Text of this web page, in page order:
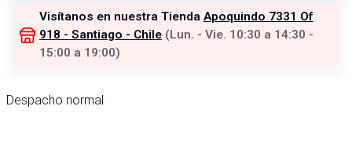
Visítanos en nuestra Tienda Apoquindo 7331 Of
918 - Santiago - Chile (Lun. - Vie. 10:30 a 14:30 -
15:00 a 19:00)
Despacho normal